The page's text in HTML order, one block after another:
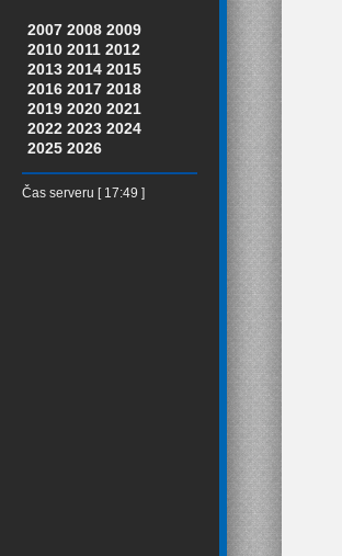
2007 2008 2009
2010 2011 2012
2013 2014 2015
2016 2017 2018
2019 2020 2021
2022 2023 2024
2025 2026
Čas serveru [ 17:49 ]